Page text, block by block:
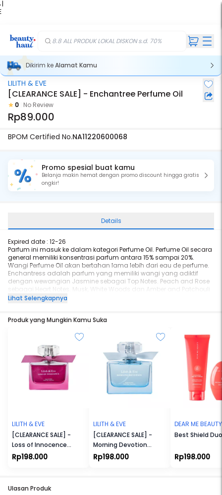
|
8.8 ALL PRODUK LOKAL DISKON s.d. 70%
Dikirim keAlamat Kamu
LILITH & EVE
[CLEARANCE SALE] - Enchantree Perfume Oil
0 No Review
Rp89.000
BPOM Certified No.NA11220600068
Promo spesial buat kamu
Belanja makin hemat dengan promo discount hingga gratis
ongkir!
Details
Expired date : 12-26
Parfum ini masuk ke dalam kategori Perfume Oil. Perfume Oil secara
general memiliki konsentrasi parfum antara 15% sampai 20%.
Wangi Perfume Oil akan bertahan lama lebih dari eau de perfume.
Enchantress adalah parfum yang memiliki wangi yang adiktif
dengan wewangian Jasmine sebagai Top Notes. Peach and Rose
sebagai Heart Notes. Musk, White Woods dan Amber and Patchouli
sebagai Base Notes.
Lihat Selengkapnya
Produk yang Mungkin Kamu Suka
LILITH & EVE
[CLEARANCE SALE] -
Loss of Innocence
Extrait De Parfum
Rp198.000
LILITH & EVE
[CLEARANCE SALE] -
Morning Devotion
Extrait De Parfum
Rp198.000
DEAR ME BEAUTY
Best Shield Duo
Rp198.000
Ulasan Produk